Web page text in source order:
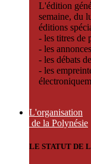
L'édition
semaine, du
éditions
- les titres de
- les
- les débats
- les
L'organisation
de la Polynésie
LE STATUT DE